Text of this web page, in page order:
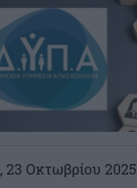
, 23 Οκτωβρίου 2025